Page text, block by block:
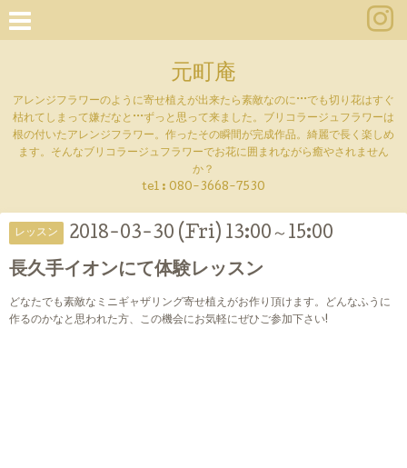
元町庵
アレンジフラワーのように寄せ植えが出来たら素敵なのに···でも切り花はすぐ
枯れてしまって嫌だなと···ずっと思って来ました。ブリコラージュフラワーは
根の付いたアレンジフラワー。作ったその瞬間が完成作品。綺麗で長く楽しめ
ます。そんなブリコラージュフラワーでお花に囲まれながら癒やされません
か？
tel : 080-3668-7530
レッスン 2018-03-30 (Fri) 13:00～15:00
長久手イオンにて体験レッスン
どなたでも素敵なミニギャザリング寄せ植えがお作り頂けます。どんなふうに
作るのかなと思われた方、この機会にお気軽にぜひご参加下さい!